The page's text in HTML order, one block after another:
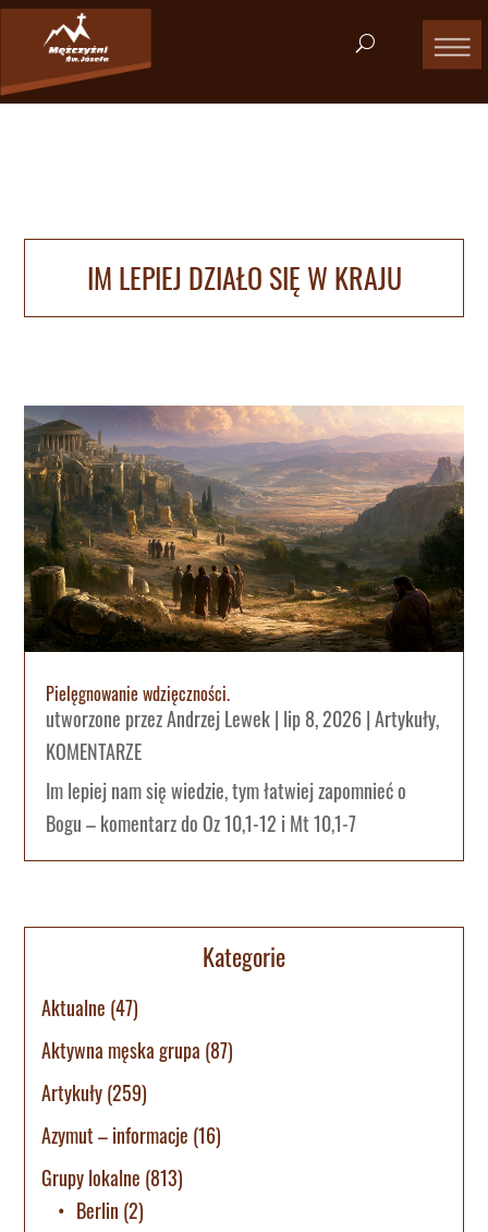
IM LEPIEJ DZIAŁO SIĘ W KRAJU
Pielęgnowanie wdzięczności.
utworzone przezAndrzej Lewek| lip 8, 2026|Artykuły,
KOMENTARZE
Im lepiej nam się wiedzie, tym łatwiej zapomnieć o
Bogu – komentarz do Oz 10,1-12 i Mt 10,1-7
Kategorie
Aktualne (47)
Aktywna męska grupa (87)
Artykuły(259)
Azymut – informacje (16)
Grupy lokalne (813)
Berlin (2)